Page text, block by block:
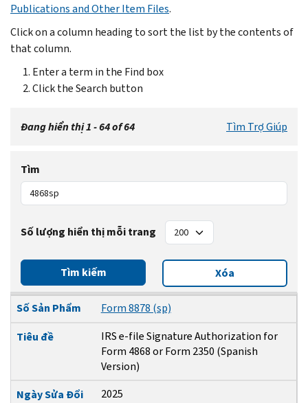
Publications and Other Item Files.
Click on a column heading to sort the list by the contents of
that column.
Enter a term in the Find box
Click the Search button
Đang hiển thị 1 - 64 of 64 Tìm Trợ Giúp
Tìm
Số lượng hiển thị mỗi trang
Tìm kiếm Xóa
Số Sản Phẩm
Tiêu đề
Ngày Sửa Đổi
Số Sản Phẩm
Form 8878 (sp)
Tiêu đề
IRS e-file Signature Authorization for
Form 4868 or Form 2350 (Spanish
Version)
Ngày Sửa Đổi
2025